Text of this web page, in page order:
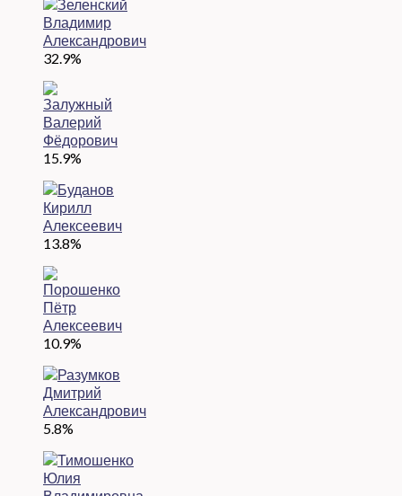
32.9%
15.9%
13.8%
10.9%
5.8%